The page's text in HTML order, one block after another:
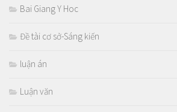
Bai Giang Y Hoc
Đề tài cơ sở-Sáng kiến
luận án
Luận văn